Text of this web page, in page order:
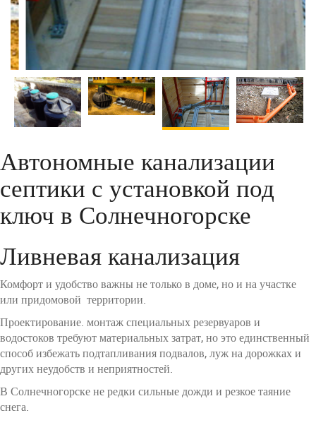
Автономные канализации
септики с установкой под
ключ в Солнечногорске
Ливневая канализация
Комфорт и удобство важны не только в доме, но и на участке
или придомовой территории.
Проектирование. монтаж специальных резервуаров и
водостоков требуют материальных затрат, но это единственный
способ избежать подтапливания подвалов, луж на дорожках и
других неудобств и неприятностей.
В Солнечногорске не редки сильные дожди и резкое таяние
снега.